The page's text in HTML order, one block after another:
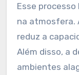
Esse processo
na atmosfera.
reduz a
Além disso, a
ambientes